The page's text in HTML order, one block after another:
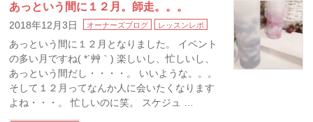
あっという間に１２月。師走。。。
2018年12月3日 オーナーズブログ レッスンレポ
あっという間に１２月となりました。 イベント
の多い月ですね( *´艸｀) 楽しいし、忙しいし、
あっという間だし・・・・。 いいような。。。
そして１２月ってなんか人に会いたくなります
よね・・・。 忙しいのに笑。 スケジュ …